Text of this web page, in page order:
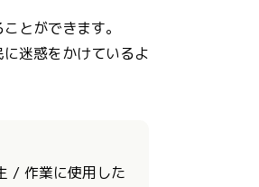
とができます。
迷惑をかけているよ
/ 作業に使用した